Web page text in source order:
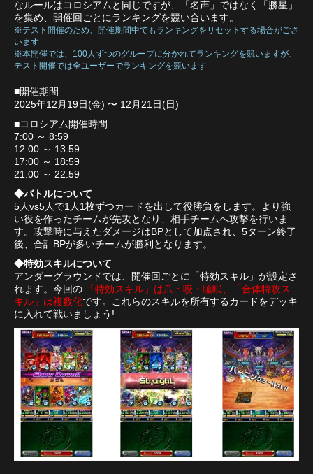
なルールはコロシアムと同じですが、「名声」ではなく「勝星」
を集め、開催回ごとにランキングを競い合います。
※テスト開催のため、開催期間中でもランキングをリセットする場合がござ
います
※本開催では、100人ずつのグループに分かれてランキングを競いますが、
テスト開催では全ユーザーでランキングを競います
■開催期間
2025年12月19日(金) 〜 12月21日(日)
■コロシアム開催時間
7:00 ～ 8:59
12:00 ～ 13:59
17:00 ～ 18:59
21:00 ～ 22:59
◆バトルについて
5人vs5人で1人1枚ずつカードを出して役勝負をします。より強
い役を作ったチームが先攻となり、相手チームへ攻撃を行いま
す。攻撃時に与えたダメージはBPとして加点され、5ターン終了
後、合計BPが多いチームが勝利となります。
◆特効スキルについて
アンダーグラウンドでは、開催回ごとに「特効スキル」が設定さ
れます。今回の
「特効スキル」は爪・咬・睡眠、「合体特攻ス
キル」は複数化です。これらのスキルを所有するカードをデッキ
に入れて戦いましょう!